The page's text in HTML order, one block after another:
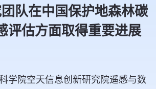
队在中国保护地森林碳
评估方面取得重要进展
学院空天信息创新研究院遥感与数